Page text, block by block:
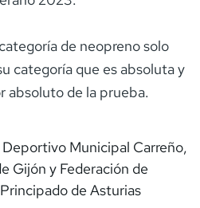
de neopreno solo
categoría que es absoluta y
absoluto de la prueba.
Municipal Carreño,
Gijón y Federación de
de Asturias